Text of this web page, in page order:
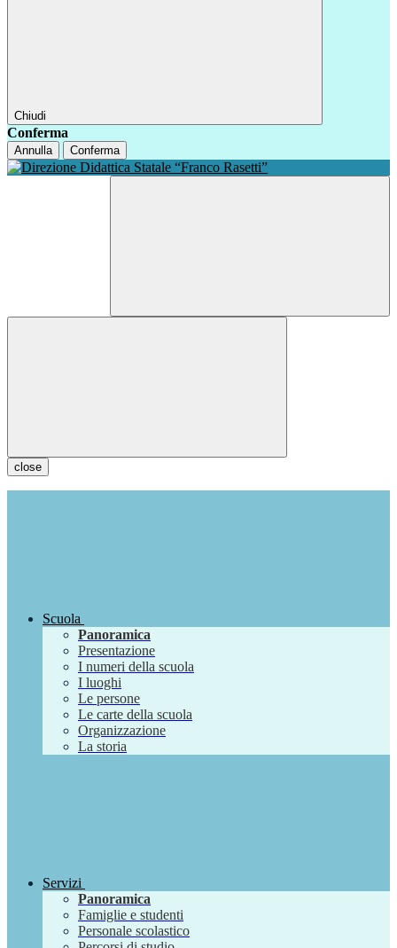
Chiudi
Conferma
Annulla Conferma
close
Scuola
Panoramica
Presentazione
I numeri della scuola
I luoghi
Le persone
Le carte della scuola
Organizzazione
La storia
Servizi
Panoramica
Famiglie e studenti
Personale scolastico